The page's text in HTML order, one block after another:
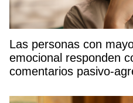
Las personas con
emocional responden
comentarios pasivo-